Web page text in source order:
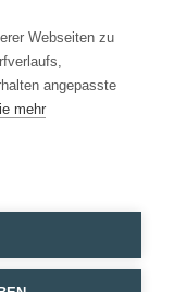
Webseiten zu
angepasste
mehr